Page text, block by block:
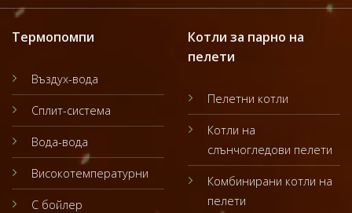
Термопомпи
Въздух-вода
Сплит-система
Вода-вода
Високотемпературни
С бойлер
Котли за парно на
пелети
Пелетни котли
Котли на
слънчогледови пелети
Комбинирани котли на
пелети